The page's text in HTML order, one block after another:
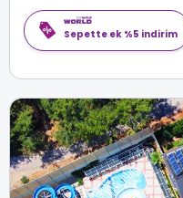
Sepette ek %5 indirim